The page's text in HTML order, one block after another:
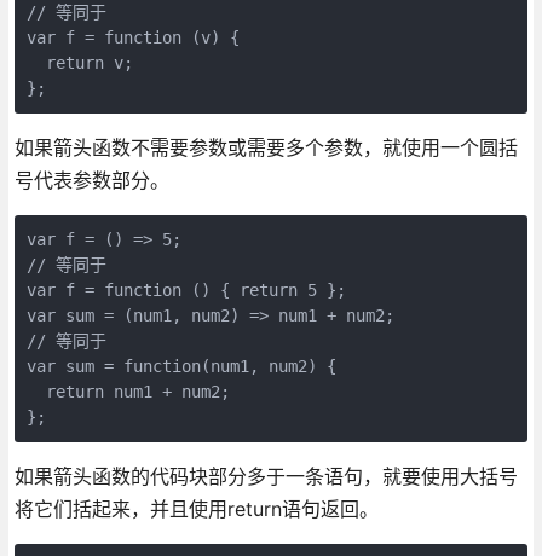
// 等同于
var f = function (v) {
  return v;
};
如果箭头函数不需要参数或需要多个参数，就使用一个圆括
号代表参数部分。
var f = () => 5;
// 等同于
var f = function () { return 5 };
var sum = (num1, num2) => num1 + num2;
// 等同于
var sum = function(num1, num2) {
  return num1 + num2;
};
如果箭头函数的代码块部分多于一条语句，就要使用大括号
将它们括起来，并且使用return语句返回。